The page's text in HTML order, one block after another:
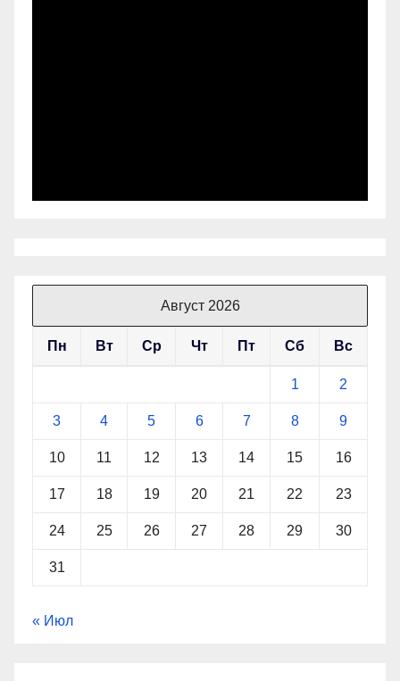
Август 2026
Пн Вт Ср Чт Пт Сб Вс
1 2
3 4 5 6 7 8 9
10 11 12 13 14 15 16
17 18 19 20 21 22 23
24 25 26 27 28 29 30
31
« Июл